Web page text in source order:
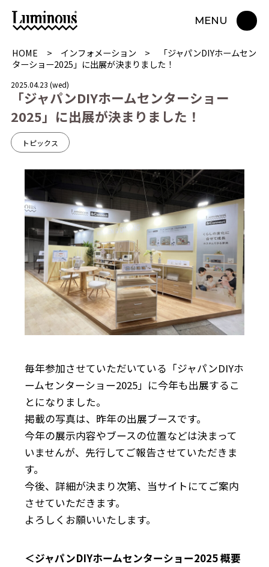
MENU
HOME インフォメーション
「ジャパンDIYホームセン
ターショー2025」に出展が決まりました！
2025.04.23 (wed)
「ジャパンDIYホームセンターショ ー
2025」 に出展が決ま り ま した ！
トピックス
毎年参加させていただいている「ジャパンDIYホ
ームセンターショー2025」に今年も出展するこ
とになりました。
掲載の写真は、昨年の出展ブースです。
今年の展示内容やブースの位置などは決まって
いませんが、先行してご報告させていただきま
す。
今後、詳細が決まり次第、当サイトにてご案内
させていただきます。
よろしくお願いいたします。
＜ジャパンDIYホームセンターショー2025 概要